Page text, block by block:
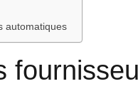
automatiques